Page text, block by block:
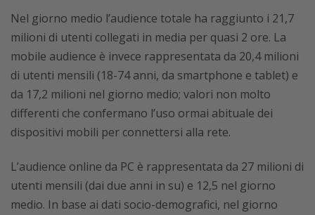
Nel giorno medio l’audience totale ha raggiunto i 21,7
milioni di utenti collegati in media per quasi 2 ore. La
mobile audience è invece rappresentata da 20,4 milioni
di utenti mensili (18-74 anni, da smartphone e tablet) e
da 17,2 milioni nel giorno medio; valori non molto
differenti che confermano l’uso ormai abituale dei
dispositivi mobili per connettersi alla rete.
L’audience online da PC è rappresentata da 27 milioni di
utenti mensili (dai due anni in su) e 12,5 nel giorno
medio. In base ai dati socio-demografici, nel giorno